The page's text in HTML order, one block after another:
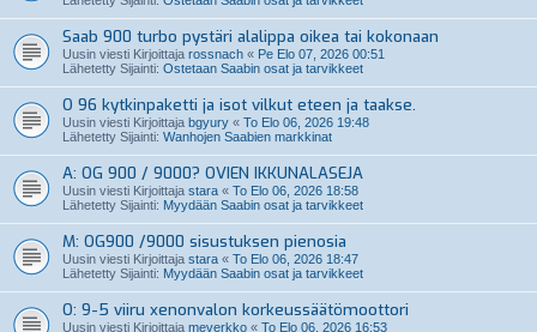
Saab 900 turbo pystäri alalippa oikea tai kokonaan
Uusin viesti Kirjoittaja rossnach « Pe Elo 07, 2026 00:51
Lähetetty Sijainti: Ostetaan Saabin osat ja tarvikkeet
O 96 kytkinpaketti ja isot vilkut eteen ja taakse.
Uusin viesti Kirjoittaja bgyury « To Elo 06, 2026 19:48
Lähetetty Sijainti: Wanhojen Saabien markkinat
A: OG 900 / 9000? OVIEN IKKUNALASEJA
Uusin viesti Kirjoittaja stara « To Elo 06, 2026 18:58
Lähetetty Sijainti: Myydään Saabin osat ja tarvikkeet
M: OG900 /9000 sisustuksen pienosia
Uusin viesti Kirjoittaja stara « To Elo 06, 2026 18:47
Lähetetty Sijainti: Myydään Saabin osat ja tarvikkeet
O: 9-5 viiru xenonvalon korkeussäätömoottori
Uusin viesti Kirjoittaja meverkko « To Elo 06, 2026 16:53